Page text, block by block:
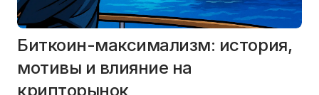
Биткоин-максимализм: история,
мотивы и влияние на
крипторынок